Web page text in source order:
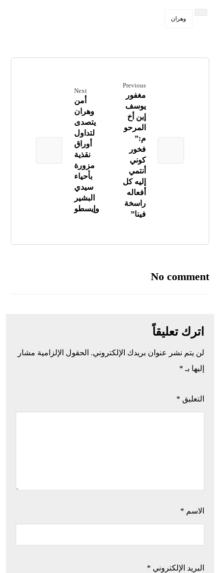
وهران
Previous
مغفور
يوسف
إبن أخ
المرحو
م:”
فخور
كوني
أنتمي
إليه كل
أفعاله
راسخة
فينا”
Next
أمن
وهران
يتصدى
لتداول
أوراق
نقذية
مزورة
بأحياء
سيدي
البشير
وإيسطو
No comment
اترك تعليقاً
لن يتم نشر عنوان بريدك الإلكتروني. الحقول الإلزامية مشار
إليها بـ *
التعليق *
الاسم *
البريد الإلكتروني *